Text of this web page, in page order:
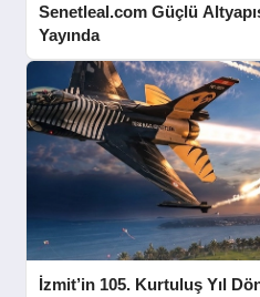
YAŞAM
Senetleal.com Güçlü
Yayında
İzmit’in 105. Kurtuluş Yıl